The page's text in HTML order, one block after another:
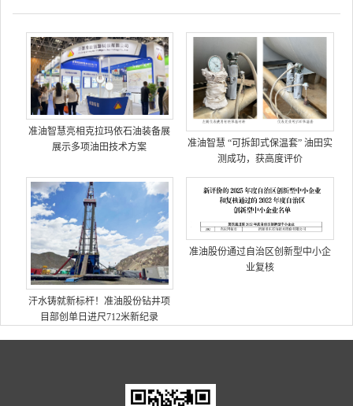
准油智慧亮相克拉玛依石油装备展
展示多项油田技术方案
准油智慧 “可拆卸式保温套” 油田实
测成功，获高度评价
汗水铸就新标杆！准油股份钻井项
目部创单日进尺712米新纪录
准油股份通过自治区创新型中小企
业复核